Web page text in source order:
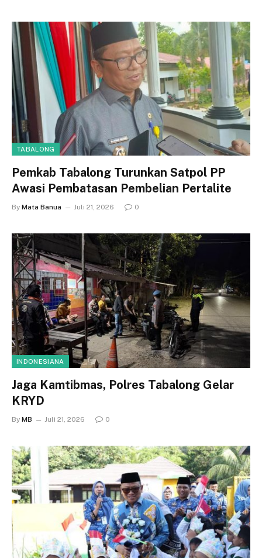
TABALONG
Pemkab Tabalong Turunkan Satpol PP
Awasi Pembatasan Pembelian Pertalite
By Mata Banua Juli 21, 2026 0
INDONESIANA
Jaga Kamtibmas, Polres Tabalong Gelar
KRYD
By MB Juli 21, 2026 0